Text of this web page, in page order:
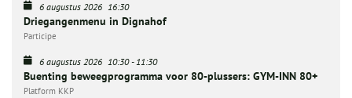
6 augustus 2026 16:30
Driegangenmenu in Dignahof
Participe
6 augustus 2026 10:30-11:30
Buenting beweegprogramma voor 80-plussers: GYM-INN 80+
Platform KKP